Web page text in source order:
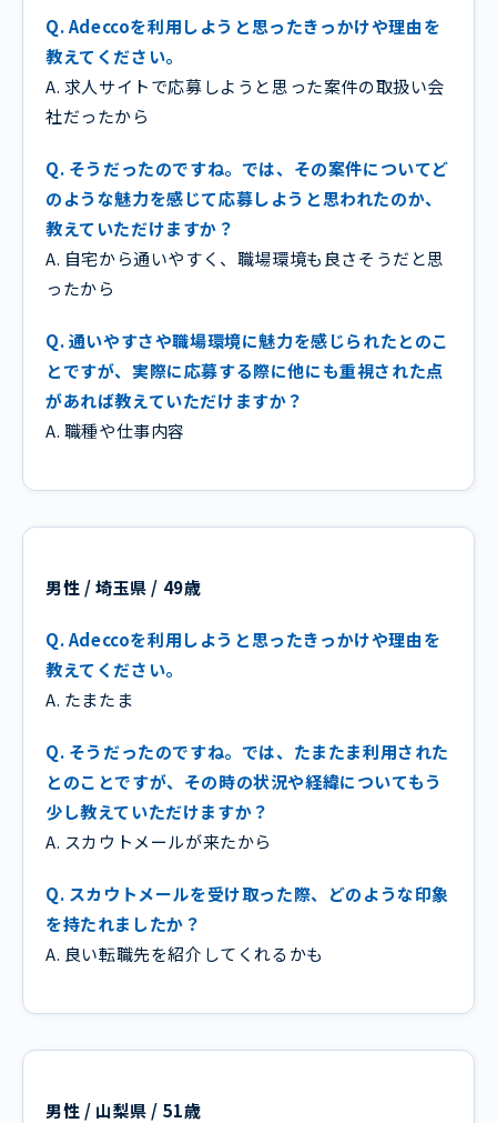
Q. Adeccoを利用しようと思ったきっかけや理由を
教えてください。
A. 求人サイトで応募しようと思った案件の取扱い会
社だったから
Q. そうだったのですね。では、その案件についてど
のような魅力を感じて応募しようと思われたのか、
教えていただけますか？
A. 自宅から通いやすく、職場環境も良さそうだと思
ったから
Q. 通いやすさや職場環境に魅力を感じられたとのこ
とですが、実際に応募する際に他にも重視された点
があれば教えていただけますか？
A. 職種や仕事内容
男性 / 埼玉県 / 49歳
Q. Adeccoを利用しようと思ったきっかけや理由を
教えてください。
A. たまたま
Q. そうだったのですね。では、たまたま利用された
とのことですが、その時の状況や経緯についてもう
少し教えていただけますか？
A. スカウトメールが来たから
Q. スカウトメールを受け取った際、どのような印象
を持たれましたか？
A. 良い転職先を紹介してくれるかも
男性 / 山梨県 / 51歳